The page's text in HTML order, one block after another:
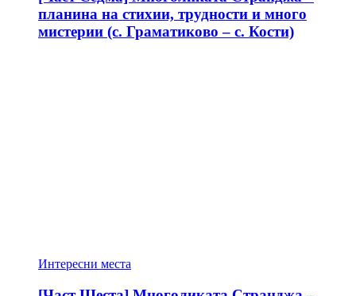
планина на стихии, трудности и много
мистерии (с. Граматиково – с. Кости)
Интересни места